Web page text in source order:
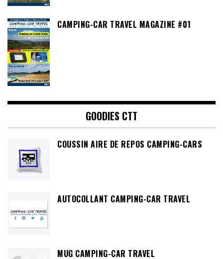
CAMPING-CAR TRAVEL MAGAZINE #01
GOODIES CTT
COUSSIN AIRE DE REPOS CAMPING-CARS
AUTOCOLLANT CAMPING-CAR TRAVEL
MUG CAMPING-CAR TRAVEL